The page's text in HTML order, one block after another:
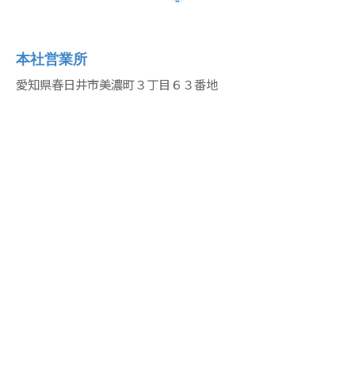
本社営業所
愛知県春日井市美濃町３丁目６３番地